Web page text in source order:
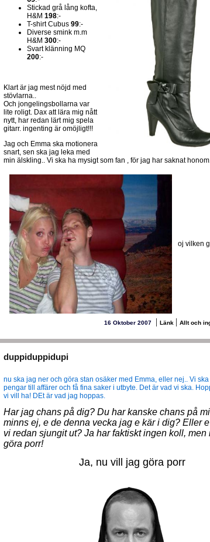
Stickad grå lång kofta,
H&M 198:-
T-shirt Cubus 99:-
Diverse smink m.m
H&M 300:-
Svart klänning MQ
200:-
Klart är jag mest nöjd med
stövlarna..
Och jongelingsbollarna var
lite roligt. Dax att lära mig nått
nytt, har redan lärt mig spela
gitarr. ingenting är omöjligt!!!
Jag och Emma ska motionera
snart, sen ska jag leka med
min älskling.. Vi ska ha mysigt som fan , för jag har saknat
oj vilken
16 Oktober 2007 | Länk | Allt och
duppiduppidupi
nu ska jag ner och göra stan osäker med Emma, eller nej.. Vi
pengar till affärer och få fina saker i utbyte. Det är vad vi ska.
vi vill ha! DEt är vad jag hoppas.
Har jag chans på dig? Du har kanske chans på
minns ej, e de denna vecka jag e kär i dig? Eller
vi redan sjungit ut? Ja har faktiskt ingen koll, men
göra porr!
Ja, nu vill jag göra porr